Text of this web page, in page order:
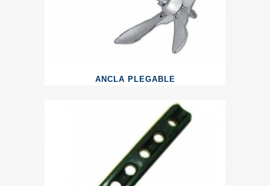
ANCLA PLEGABLE